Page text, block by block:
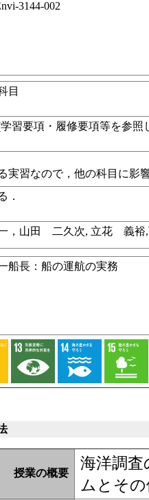
3144-002
科目
習要項・履修要項等を参照
実習なので，他の科目に影
．
，山田 二久次, 立花 義裕,
船長：船の運航の実務
授業の概要
海洋調査
ムとそ